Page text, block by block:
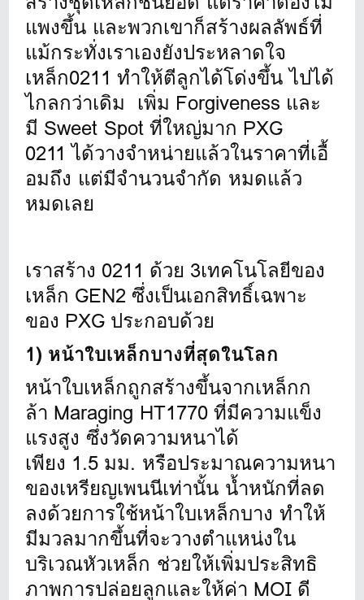
แพงขึ้น และพวกเขาก็สร้างผลลัพธ์ที่
แม้กระทั่งเราเองยังประหลาดใจ
เหล็ก0211 ทำให้ตีลูกได้โด่งขึ้น ไปได้
ไกลกว่าเดิม เพิ่ม Forgiveness และ
มี Sweet Spot ที่ใหญ่มาก PXG
0211 ได้วางจำหน่ายแล้วในราคาที่เอื้
อมถึง แต่มีจำนวนจำกัด หมดแล้ว
หมดเลย
เราสร้าง 0211 ด้วย 3เทคโนโลยีของ
เหล็ก GEN2 ซึ่งเป็นเอกสิทธิ์เฉพาะ
ของ PXG ประกอบด้วย
1) หน้าใบเหล็กบางที่สุดในโลก
หน้าใบเหล็กถูกสร้างขึ้นจากเหล็กก
ล้า Maraging HT1770 ที่มีความแข็ง
แรงสูง ซึ่งวัดความหนาได้
เพียง 1.5 มม. หรือประมาณความหนา
ของเหรียญเพนนีเท่านั้น น้ำหนักที่ลด
ลงด้วยการใช้หน้าใบเหล็กบาง ทำให้
มีมวลมากขึ้นที่จะวางตำแหน่งใน
บริเวณหัวเหล็ก ช่วยให้เพิ่มประสิทธิ
ภาพการปล่อยลูกและให้ค่า MOI ดี